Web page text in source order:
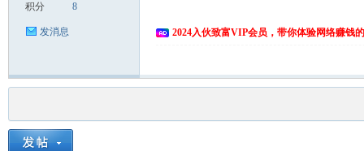
积分 8
发消息 2024入伙致富VIP会员，带你体验网络赚钱